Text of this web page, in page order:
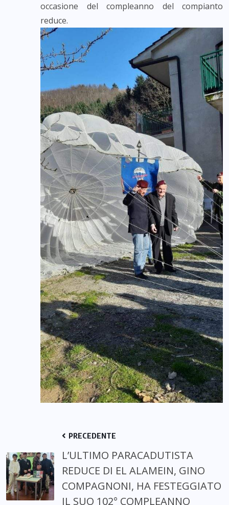
occasione del compleanno del compianto
reduce.
PRECEDENTE
L’ULTIMO PARACADUTISTA
REDUCE DI EL ALAMEIN, GINO
COMPAGNONI, HA FESTEGGIATO
IL SUO 102° COMPLEANNO